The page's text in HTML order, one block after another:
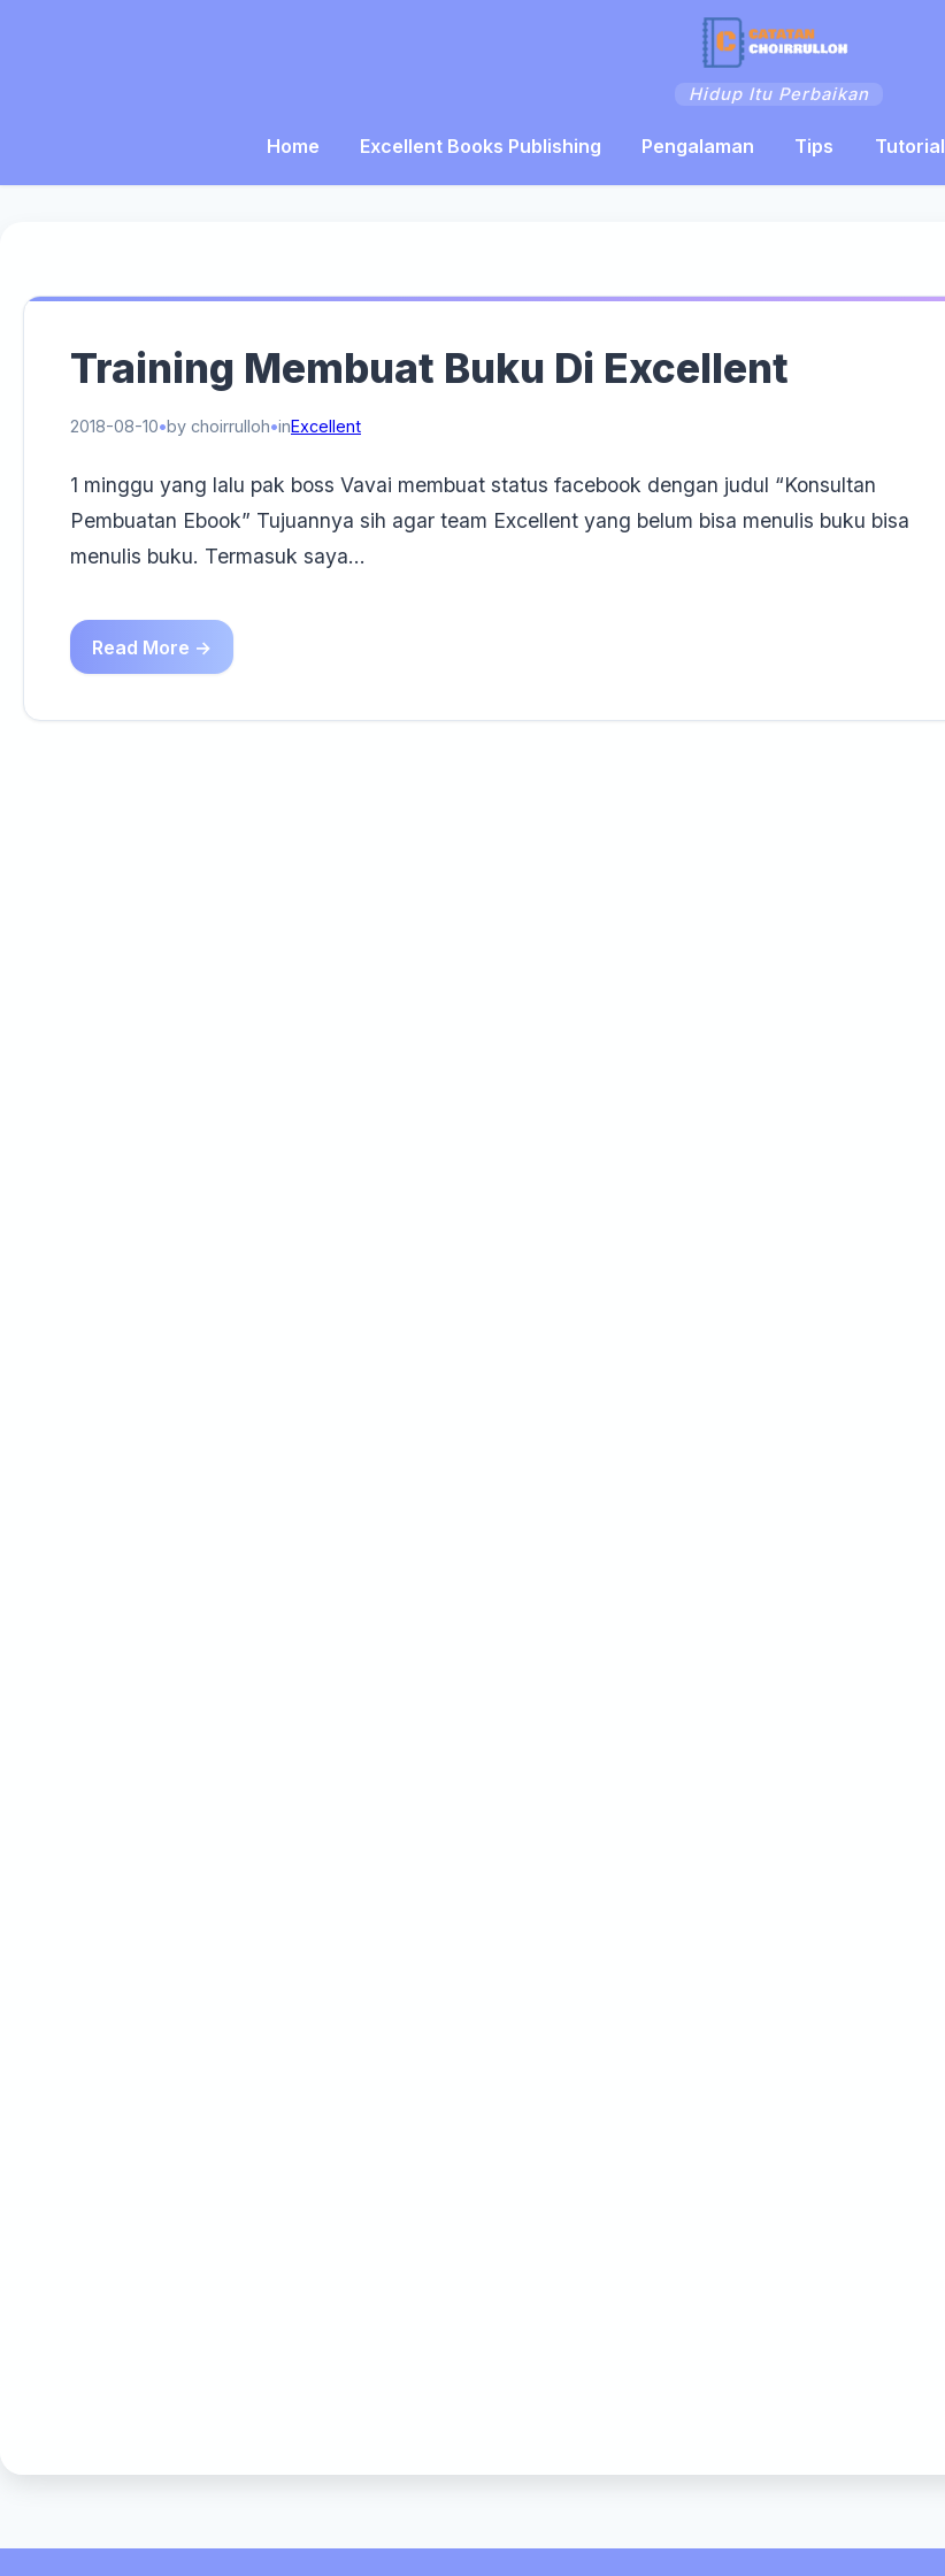
Hidup Itu Perbaikan
Home Excellent Books Publishing Pengalaman Tips Tutorial
Training Membuat Buku Di Excellent
2018-08-10 by choirrulloh inExcellent
1 minggu yang lalu pak boss Vavai membuat status facebook dengan judul “Konsultan
Pembuatan Ebook” Tujuannya sih agar team Excellent yang belum bisa menulis buku bisa
menulis buku. Termasuk saya…
Read More →